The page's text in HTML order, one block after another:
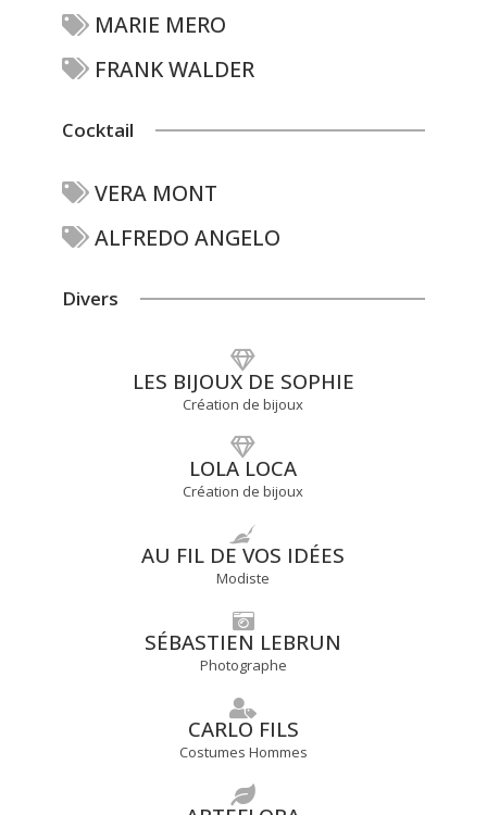
MARIE MERO
FRANK WALDER
Cocktail
VERA MONT
ALFREDO ANGELO
Divers
LES BIJOUX DE SOPHIE
Création de bijoux
LOLA LOCA
Création de bijoux
AU FIL DE VOS IDÉES
Modiste
SÉBASTIEN LEBRUN
Photographe
CARLO FILS
Costumes Hommes